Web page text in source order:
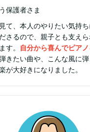
保護者さま
て、本人のやりたい気持
さるので、親子とも支え
す。
自分から喜んでピア
きたい曲や、こんな風に
が大好きになりました。